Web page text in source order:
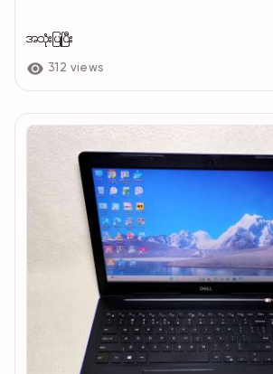
အသုံးပြုပြီး
312 views